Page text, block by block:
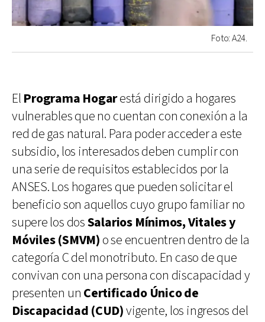
Foto: A24.
El Programa Hogarestá dirigido a hogares
vulnerables que no cuentan con conexión a la
red de gas natural. Para poder acceder a este
subsidio, los interesados deben cumplir con
una serie de requisitos establecidos por la
ANSES. Los hogares que pueden solicitar el
beneficio son aquellos cuyo grupo familiar no
supere los dosSalarios Mínimos, Vitales y
Móviles (SMVM) o se encuentren dentro de la
categoría C del monotributo. En caso de que
convivan con una persona con discapacidad y
presenten un Certificado Único de
Discapacidad (CUD)vigente, los ingresos del